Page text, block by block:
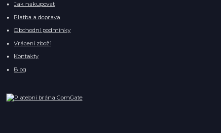
Jak nakupovat
Platba a doprava
Obchodní podmínky
Vrácení zboží
Kontakty
Blog